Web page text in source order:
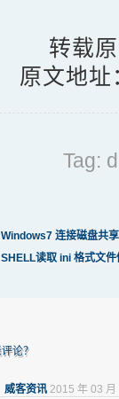
转载
原文地址
Tag:
Windows7 连接磁盘共
SHELL读取 ini 格式文件
论？
威客资讯 2015 年 03